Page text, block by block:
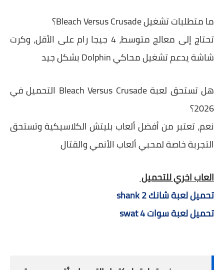
ما متطلبات تشغيل Bleach Versus Crusade؟
تحتاج إلى معالج متوسط، 4 جيجا رام على الأقل، وكرت
شاشة يدعم تشغيل محاكي Dolphin بشكل جيد
هل تستحق لعبة Bleach Versus Crusade التحميل في
2026؟
نعم، تعتبر من أفضل ألعاب بليتش الكلاسيكية وتستحق
التجربة خاصة لمحبي ألعاب الأنمي والقتال
العاب اخري للتحميل
تحميل لعبة شانك shank 2
تحميل لعبة سوات swat 4